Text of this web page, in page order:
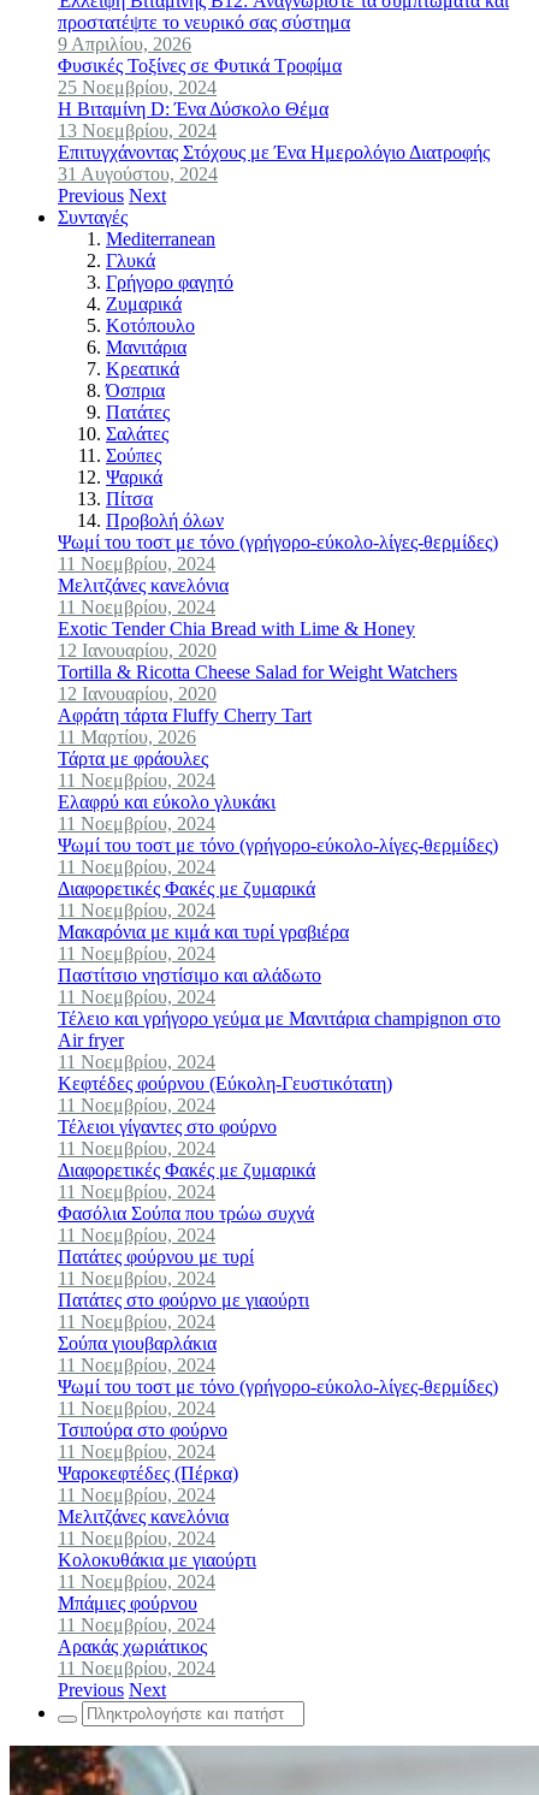
προστατέψτε το νευρικό σας σύστημα
9 Απριλίου, 2026
Φυσικές Τοξίνες σε Φυτικά Τροφίμα
25 Νοεμβρίου, 2024
Η Βιταμίνη D: Ένα Δύσκολο Θέμα
13 Νοεμβρίου, 2024
Επιτυγχάνοντας Στόχους με Ένα Ημερολόγιο Διατροφής
31 Αυγούστου, 2024
Previous Next
Συνταγές
Mediterranean
Γλυκά
Γρήγορο φαγητό
Ζυμαρικά
Κοτόπουλο
Μανιτάρια
Κρεατικά
Όσπρια
Πατάτες
Σαλάτες
Σούπες
Ψαρικά
Πίτσα
Προβολή όλων
Ψωμί του τοστ με τόνο (γρήγορο-εύκολο-λίγες-θερμίδες)
11 Νοεμβρίου, 2024
Μελιτζάνες κανελόνια
11 Νοεμβρίου, 2024
Exotic Tender Chia Bread with Lime & Honey
12 Ιανουαρίου, 2020
Tortilla & Ricotta Cheese Salad for Weight Watchers
12 Ιανουαρίου, 2020
Αφράτη τάρτα Fluffy Cherry Tart
11 Μαρτίου, 2026
Τάρτα με φράουλες
11 Νοεμβρίου, 2024
Ελαφρύ και εύκολο γλυκάκι
11 Νοεμβρίου, 2024
Ψωμί του τοστ με τόνο (γρήγορο-εύκολο-λίγες-θερμίδες)
11 Νοεμβρίου, 2024
Διαφορετικές Φακές με ζυμαρικά
11 Νοεμβρίου, 2024
Μακαρόνια με κιμά και τυρί γραβιέρα
11 Νοεμβρίου, 2024
Παστίτσιο νηστίσιμο και αλάδωτο
11 Νοεμβρίου, 2024
Τέλειο και γρήγορο γεύμα με Mανιτάρια champignon στο
Air fryer
11 Νοεμβρίου, 2024
Κεφτέδες φούρνου (Εύκολη-Γευστικότατη)
11 Νοεμβρίου, 2024
Τέλειοι γίγαντες στο φούρνο
11 Νοεμβρίου, 2024
Διαφορετικές Φακές με ζυμαρικά
11 Νοεμβρίου, 2024
Φασόλια Σούπα που τρώω συχνά
11 Νοεμβρίου, 2024
Πατάτες φούρνου με τυρί
11 Νοεμβρίου, 2024
Πατάτες στο φούρνο με γιαούρτι
11 Νοεμβρίου, 2024
Σούπα γιουβαρλάκια
11 Νοεμβρίου, 2024
Ψωμί του τοστ με τόνο (γρήγορο-εύκολο-λίγες-θερμίδες)
11 Νοεμβρίου, 2024
Τσιπούρα στο φούρνο
11 Νοεμβρίου, 2024
Ψαροκεφτέδες (Πέρκα)
11 Νοεμβρίου, 2024
Μελιτζάνες κανελόνια
11 Νοεμβρίου, 2024
Κολοκυθάκια με γιαούρτι
11 Νοεμβρίου, 2024
Μπάμιες φούρνου
11 Νοεμβρίου, 2024
Αρακάς χωριάτικος
11 Νοεμβρίου, 2024
Previous Next
Search
for: